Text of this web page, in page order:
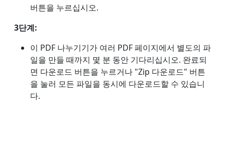
버튼을 누르십시오.
3단계:
이 PDF 나누기기가 여러 PDF 페이지에서 별도의 파
일을 만들 때까지 몇 분 동안 기다리십시오. 완료되
면 다운로드 버튼을 누르거나 "Zip 다운로드" 버튼
을 눌러 모든 파일을 동시에 다운로드할 수 있습니
다.